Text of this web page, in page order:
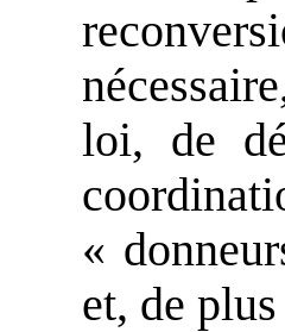
loi, de
«
et, de